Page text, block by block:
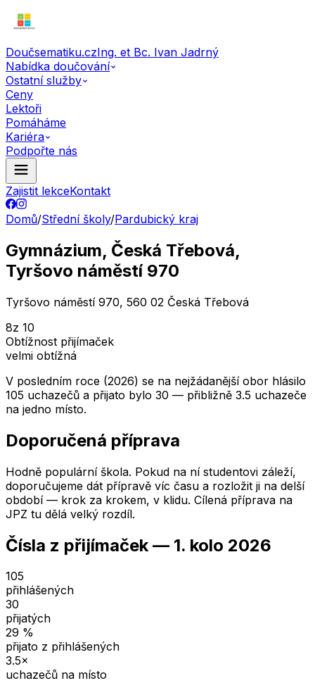
Doučsematiku.czIng. et Bc. Ivan Jadrný
Nabídka doučování
Ostatní služby
Ceny
Lektoři
Pomáháme
Kariéra
Podpořte nás
Zajistit lekceKontakt
Domů/Střední školy/Pardubický kraj
Gymnázium, Česká Třebová,
Tyršovo náměstí 970
Tyršovo náměstí 970, 560 02 Česká Třebová
8z 10
Obtížnost přijímaček
velmi obtížná
V posledním roce (2026) se na nejžádanější obor hlásilo
105 uchazečů a přijato bylo 30 — přibližně 3.5 uchazeče
na jedno místo.
Doporučená příprava
Hodně populární škola. Pokud na ní studentovi záleží,
doporučujeme dát přípravě víc času a rozložit ji na delší
období — krok za krokem, v klidu. Cílená příprava na
JPZ tu dělá velký rozdíl.
Čísla z přijímaček — 1. kolo 2026
105
přihlášených
30
přijatých
29 %
přijato z přihlášených
3.5×
uchazečů na místo